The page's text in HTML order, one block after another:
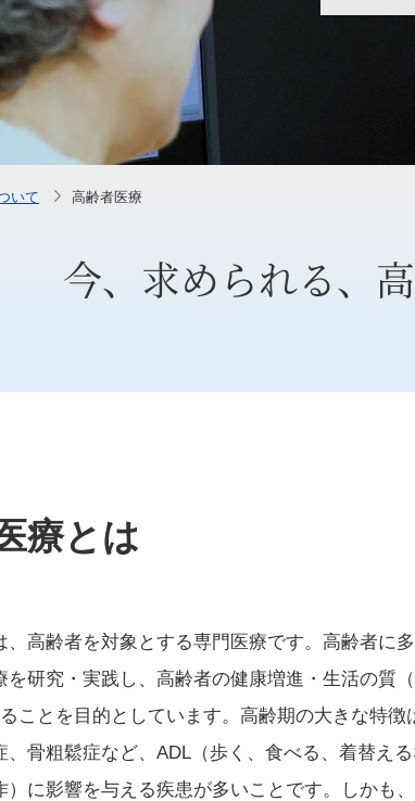
今、求められる、
療とは
、高齢者を対象とする専門医療です。高齢者に
を研究・実践し、高齢者の健康増進・生活の質
ことを目的としています。高齢期の大きな特徴
、骨粗鬆症など、ADL（歩く、食べる、着替え
）に影響を与える疾患が多いことです。しかも
いて 高齢者医療